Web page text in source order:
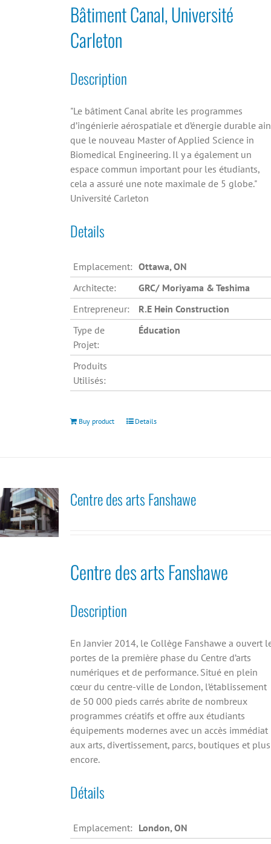
Bâtiment Canal, Université
Carleton
Description
"Le bâtiment Canal abrite les programmes
d’ingénierie aérospatiale et d’énergie durable
que le nouveau Master of Applied Science in
Biomedical Engineering. Il y a également un
espace commun important pour les étudiants,
cela a assuré une note maximale de 5 globe."
Université Carleton
Details
Emplacement: Ottawa, ON
Architecte:
GRC/ Moriyama & Teshima
Entrepreneur:
R.E Hein Construction
Type de
Projet:
Éducation
Produits
Utilisés:
Buy product Details
Centre des arts Fanshawe
Centre des arts Fanshawe
Description
En Janvier 2014, le Collège Fanshawe a ouvert
portes de la première phase du Centre d’arts
numériques et de performance. Situé en plein
cœur du centre-ville de London, l’établissement
de 50 000 pieds carrés abrite de nombreux
programmes créatifs et offre aux étudiants
équipements modernes avec un accès immédiat
aux arts, divertissement, parcs, boutiques et plus
encore.
Détails
Emplacement: London, ON